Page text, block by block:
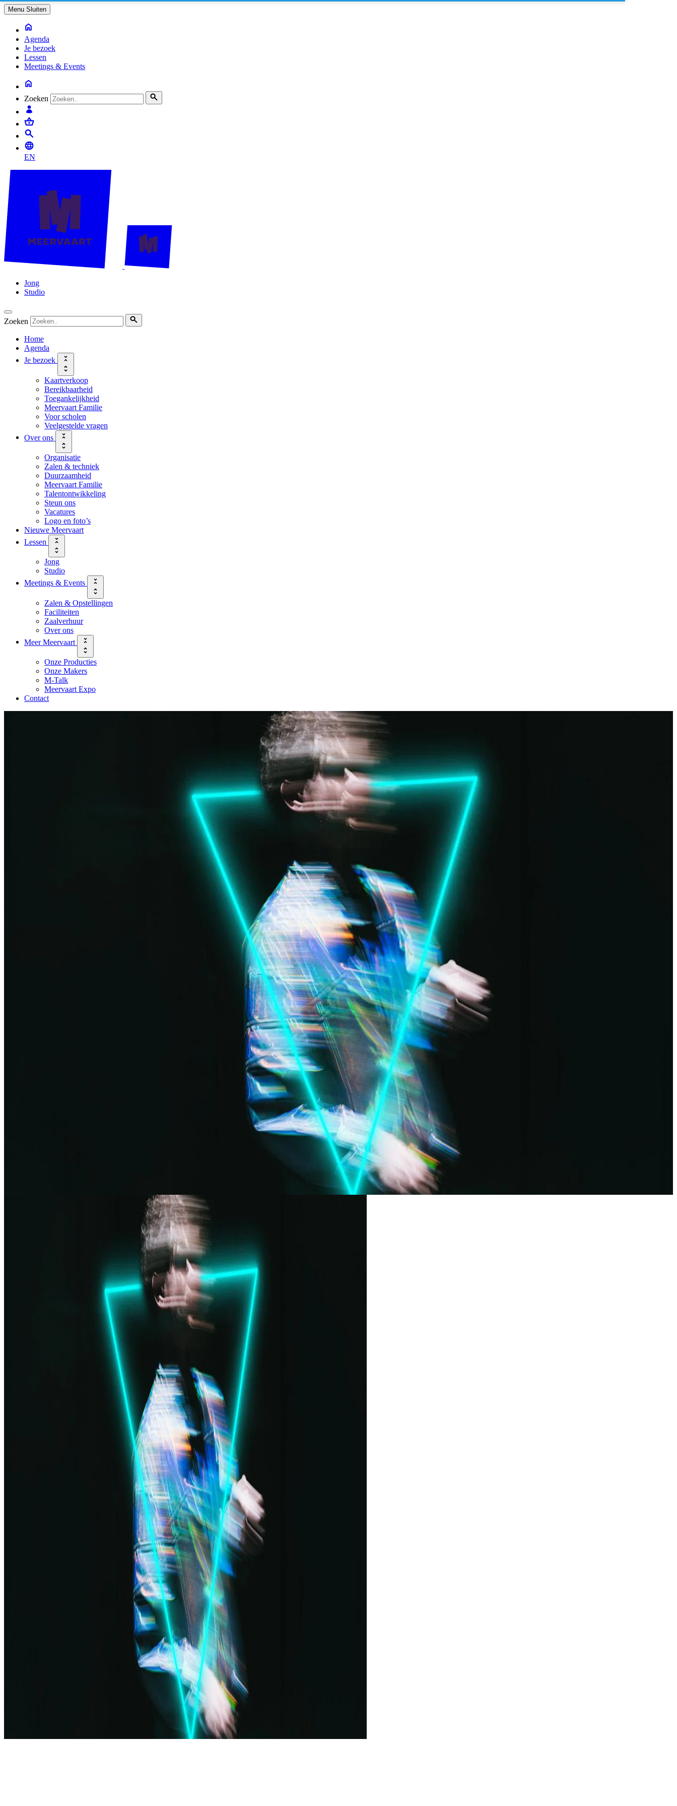
Menu Sluiten
Agenda
Je bezoek
Lessen
Meetings & Events
Zoeken
EN
Jong
Studio
Zoeken
Home
Agenda
Je bezoek
Kaartverkoop
Bereikbaarheid
Toegankelijkheid
Meervaart Familie
Voor scholen
Veelgestelde vragen
Over ons
Organisatie
Zalen & techniek
Duurzaamheid
Meervaart Familie
Talentontwikkeling
Steun ons
Vacatures
Logo en foto’s
Nieuwe Meervaart
Lessen
Jong
Studio
Meetings & Events
Zalen & Opstellingen
Faciliteiten
Zaalverhuur
Over ons
Meer Meervaart
Onze Producties
Onze Makers
M-Talk
Meervaart Expo
Contact